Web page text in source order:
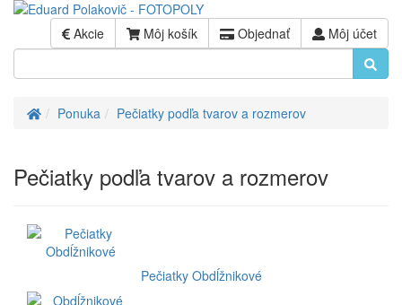
Akcie Môj košík Objednať Môj účet
ÚvodPonuka Pečiatky podľa tvarov a rozmerov
Pečiatky podľa tvarov a rozmerov
Pečiatky Obdĺžnikové